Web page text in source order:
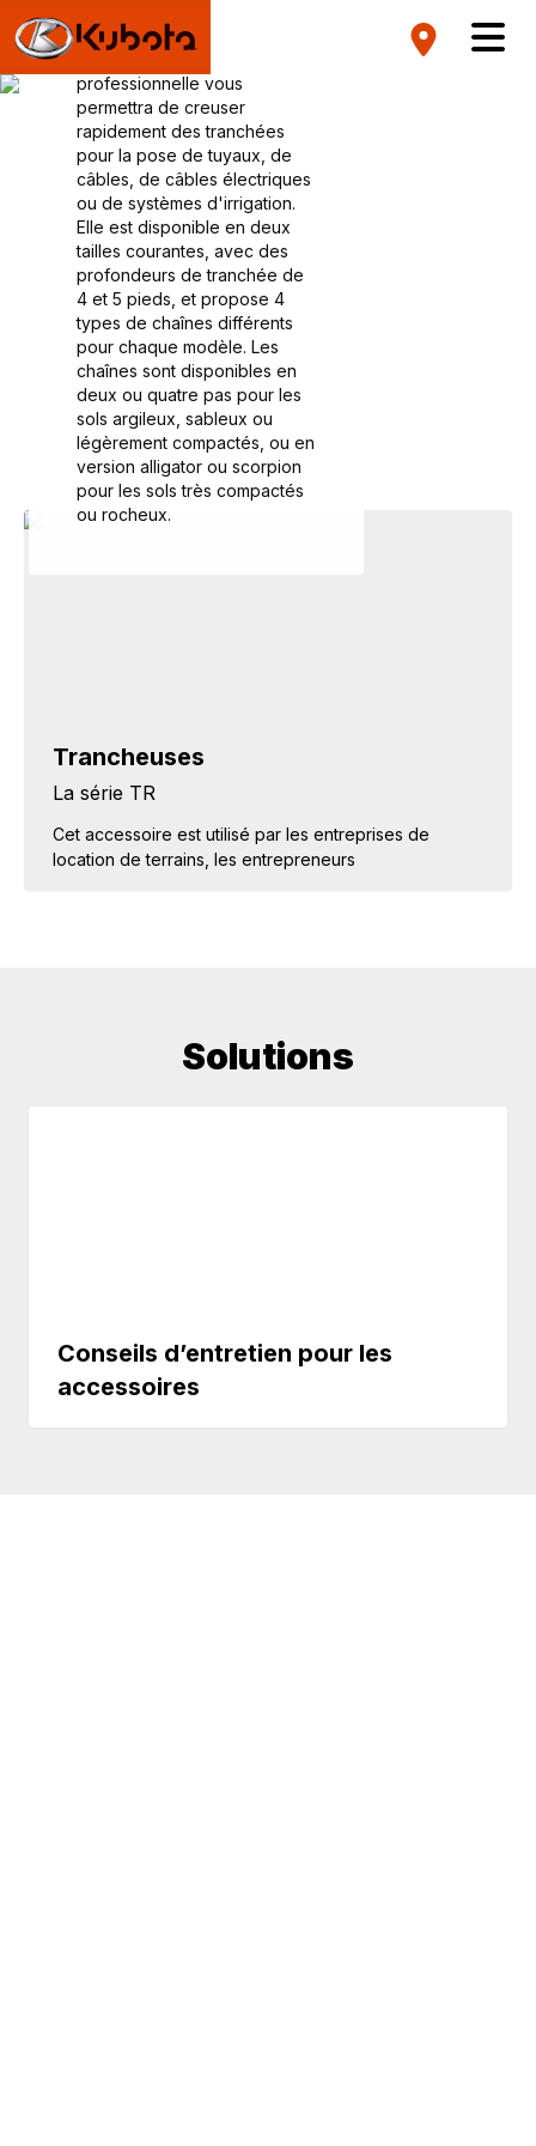
professionnelle vous
permettra de creuser
rapidement des tranchées
pour la pose de tuyaux, de
câbles, de câbles électriques
ou de systèmes d'irrigation.
Elle est disponible en deux
tailles courantes, avec des
profondeurs de tranchée de
4 et 5 pieds, et propose 4
types de chaînes différents
pour chaque modèle. Les
chaînes sont disponibles en
deux ou quatre pas pour les
sols argileux, sableux ou
légèrement compactés, ou en
version alligator ou scorpion
pour les sols très compactés
ou rocheux.
Trancheuses
La série TR
Cet accessoire est utilisé par les entreprises de
location de terrains, les entrepreneurs
Solutions
Conseils d’entretien pour les
accessoires